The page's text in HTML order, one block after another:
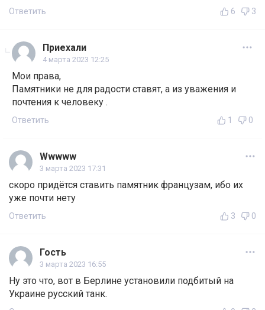
Ответить 6 3
Приехали
4 марта 2023 12:25
Мои права,
Памятники не для радости ставят, а из уважения и
почтения к человеку .
Ответить 1 0
Wwwww
3 марта 2023 17:31
скоро придётся ставить памятник французам, ибо их
уже почти нету
Ответить 3 0
Гость
3 марта 2023 16:55
Ну это что, вот в Берлине установили подбитый на
Украине русский танк.